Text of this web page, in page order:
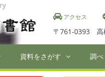
アクセス
〒761-0393 高
資料をさがす 調